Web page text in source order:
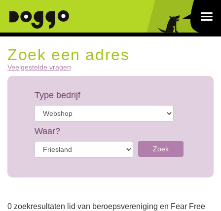
Zoek een adres
Veelgestelde vragen
Type bedrijf
Waar?
Zoek
0 zoekresultaten lid van beroepsvereniging en Fear Free